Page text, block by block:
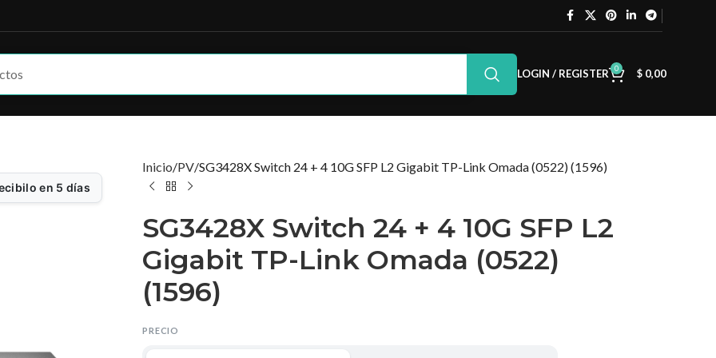
LOGIN / REGISTER 0 $0,00
en 5 días
Inicio PV SG3428X Switch 24 + 4 10G SFP L2 Gigabit TP-Link Omada (0522) (1596)
SG3428X Switch 24 + 4 10G SFP L2
Gigabit TP-Link Omada (0522)
(1596)
PRECIO